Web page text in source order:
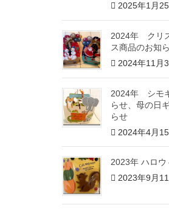
2025年1月
2024年 クリ
ス商品のお知
2024年11月
2024年 シモ
らせ、母の日
らせ
2024年4月
2023年 ハロ
2023年9月